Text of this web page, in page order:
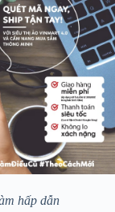
hấp dẫn